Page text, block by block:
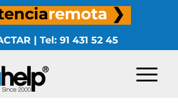
remota ❯
| Tel: 91 431 52 45